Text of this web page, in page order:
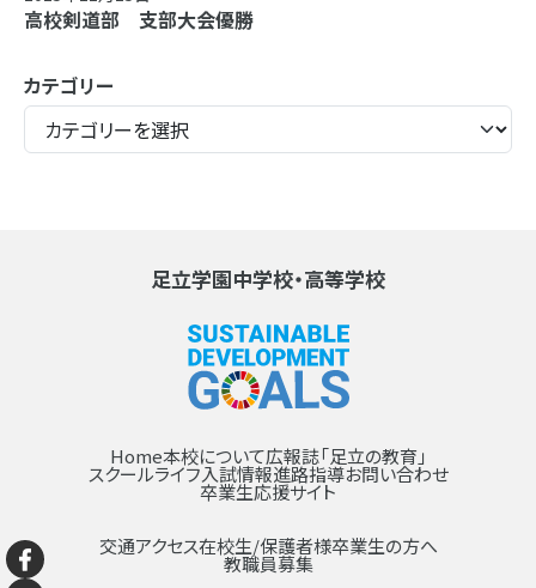
高校剣道部 支部大会優勝
カテゴリー
足立学園中学校・高等学校
Home本校について広報誌「足立の教育」
スクールライフ入試情報進路指導お問い合わせ
卒業生応援サイト
交通アクセス在校生/保護者様卒業生の方へ
教職員募集